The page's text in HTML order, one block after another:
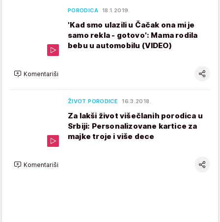
PORODICA 18.1.2019.
'Kad smo ulazili u Čačak ona mi je
samo rekla - gotovo': Mama rodila
bebu u automobilu (VIDEO)
Komentariši
ŽIVOT PORODICE 16.3.2018.
Za lakši život višečlanih porodica u
Srbiji: Personalizovane kartice za
majke troje i više dece
Komentariši